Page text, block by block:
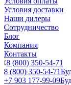
Условия доставки
Наши дилеры
Сотрудничество
Блог
Компания
Контакты
8 (800) 350-54-71
8 (800) 350-54-71
+7 903 177-99-09